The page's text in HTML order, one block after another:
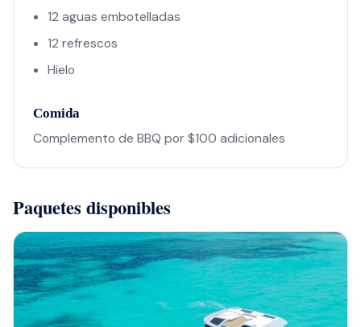
12 aguas embotelladas
12 refrescos
Hielo
Comida
Complemento de BBQ por $100 adicionales
Paquetes disponibles